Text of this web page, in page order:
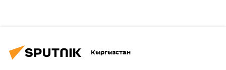
Кыргызстан